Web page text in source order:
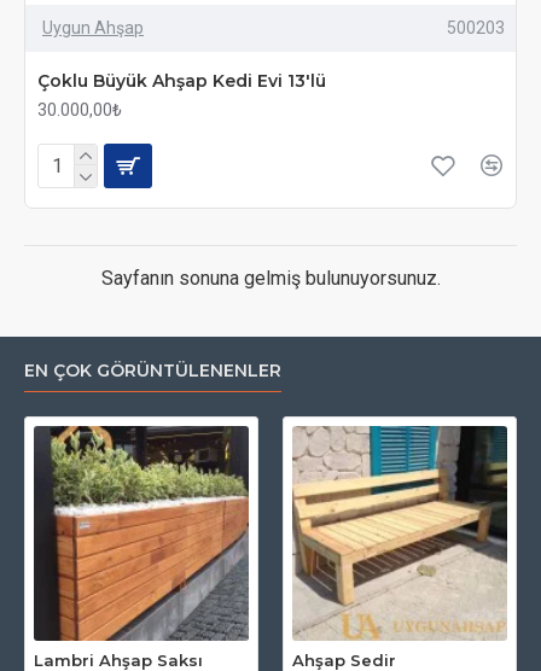
Uygun Ahşap 500203
Çoklu Büyük Ahşap Kedi Evi 13'lü
30.000,00₺
Sayfanın sonuna gelmiş bulunuyorsunuz.
EN ÇOK GÖRÜNTÜLENENLER
Lambri Ahşap Saksı
Ahşap Sedir